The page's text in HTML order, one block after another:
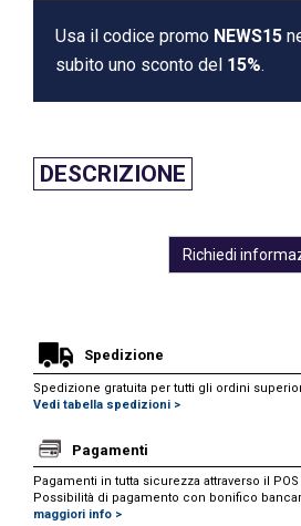
Usa il codice promo NEWS15
subito uno sconto del 15%.
DESCRIZIONE
Richiedi
Spedizione
Spedizione gratuita per tutti gli ordini
Vedi tabella spedizioni >
Pagamenti
Pagamenti in tutta sicurezza attraverso il POS
Possibilità di pagamento con bonifico
maggiori info >